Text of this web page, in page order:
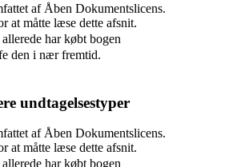
af Åben Dokumentslicens.
at måtte læse dette afsnit.
har købt bogen
den i nær fremtid.
undtagelsestyper
af Åben Dokumentslicens.
at måtte læse dette afsnit.
har købt bogen